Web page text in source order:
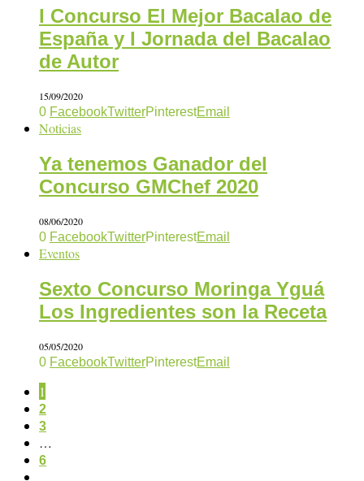
I Concurso El Mejor Bacalao de
España y I Jornada del Bacalao
de Autor
15/09/2020
0 FacebookTwitterPinterestEmail
Noticias
Ya tenemos Ganador del
Concurso GMChef 2020
08/06/2020
0 FacebookTwitterPinterestEmail
Eventos
Sexto Concurso Moringa Yguá
Los Ingredientes son la Receta
05/05/2020
0 FacebookTwitterPinterestEmail
1
2
3
…
6